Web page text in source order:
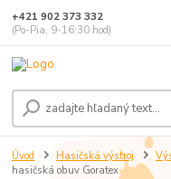
+421 902 373 332
(Po-Pia, 9-16:30 hod)
Úvod Hasičská výstroj
hasičská obuv Goratex